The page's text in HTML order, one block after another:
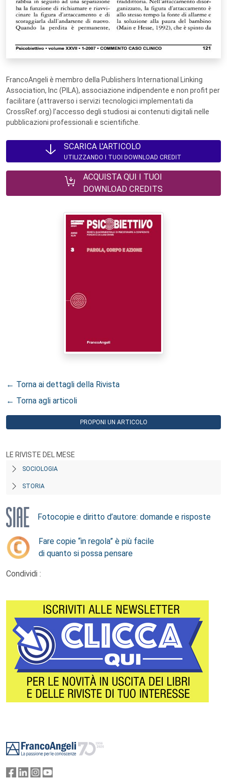
FrancoAngeli è membro della Publishers International Linking
Association, Inc (PILA), associazione indipendente e non profit per
facilitare (attraverso i servizi tecnologici implementati da
CrossRef.org) l’accesso degli studiosi ai contenuti digitali nelle
pubblicazioni professionali e scientifiche.
SCARICA L'ARTICOLO
UTILIZZANDO I TUOI DOWNLOAD CREDIT
ACQUISTA QUI I TUOI
DOWNLOAD CREDITS
← Torna ai dettagli della Rivista
← Torna agli articoli
PROPONI UN ARTICOLO
LE RIVISTE DEL MESE
SOCIOLOGIA
STORIA
Fotocopie e diritto d’autore: domande e risposte
Fare copie “in regola” è più facile
di quanto si possa pensare
Condividi :